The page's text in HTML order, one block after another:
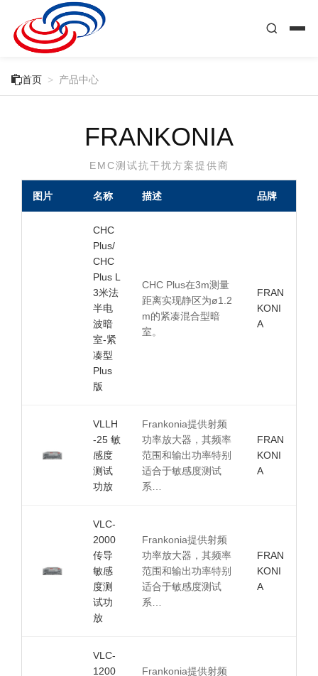
首页 > 产品中心
FRANKONIA
EMC测试抗干扰方案提供商
图片 名称 描述 品牌
CHC
Plus/
CHC
Plus L
3米法
半电
波暗
室-紧
凑型
Plus
版
CHC Plus在3m测量
距离实现静区为ø1.2
m的紧凑混合型暗
室。
FRAN
KONI
A
VLLH
-25 敏
感度
测试
功放
Frankonia提供射频
功率放大器，其频率
范围和输出功率特别
适合于敏感度测试
系…
FRAN
KONI
A
VLC-
2000
传导
敏感
度测
试功
放
Frankonia提供射频
功率放大器，其频率
范围和输出功率特别
适合于敏感度测试
系…
FRAN
KONI
A
VLC-
1200
Frankonia提供射频